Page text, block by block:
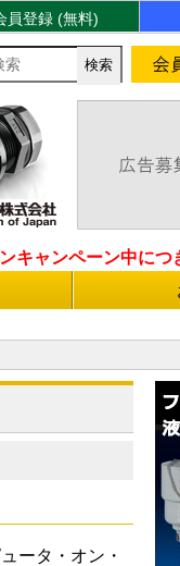
員登録 (無料)
キャンペーン中に
ータ・オン・